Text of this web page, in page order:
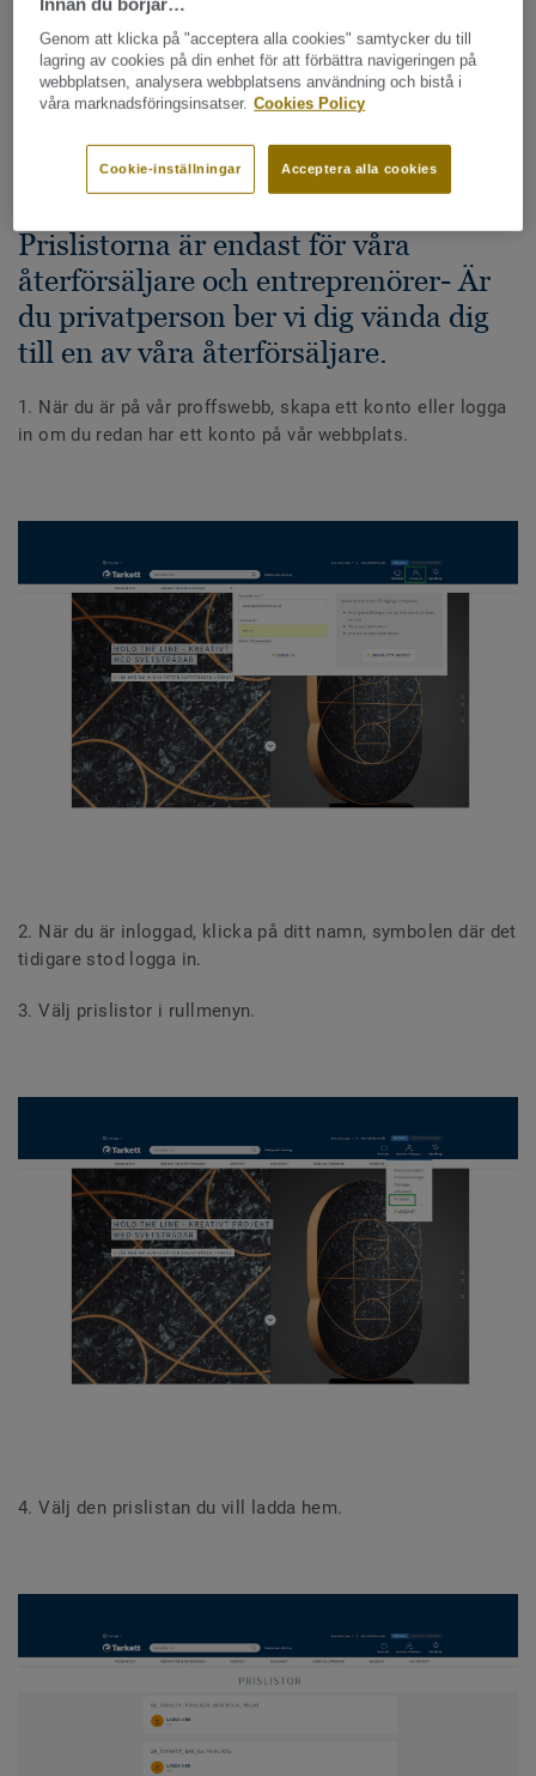
ör- Tarketts prislista på
hemsidan?
DELA
Prislistorna är endast för våra
återförsäljare och entreprenörer- Är
du privatperson ber vi dig vända dig
till en av våra återförsäljare.
1. När du är på vår proffswebb, skapa ett konto eller logga
in om du redan har ett konto på vår webbplats.
2. När du är inloggad, klicka på ditt namn, symbolen där det
tidigare stod logga in.
3. Välj prislistor i rullmenyn.
4. Välj den prislistan du vill ladda hem.
Innan du börjar…
Genom att klicka på "acceptera alla cookies" samtycker du till
lagring av cookies på din enhet för att förbättra navigeringen på
webbplatsen, analysera webbplatsens användning och bistå i
våra marknadsföringsinsatser. Cookies Policy
Acceptera alla cookies
Cookie-inställningar